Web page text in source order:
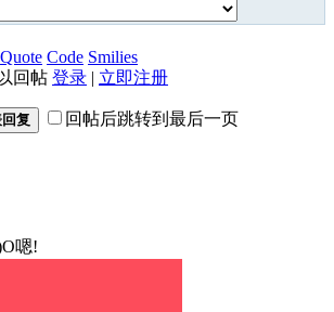
Quote Code Smilies
回帖 登录 | 立即注册
复 回帖后跳转到最后一页
嗯!